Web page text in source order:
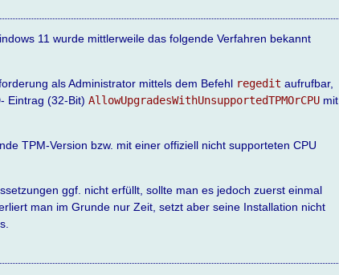
11 wurde mittlerweile das folgende Verfahren bekannt
als Administrator mittels dem Befehl regedit aufrufbar,
Eintrag (32-Bit)AllowUpgradesWithUnsupportedTPMOrCPU mit
TPM-Version bzw. mit einer offiziell nicht supporteten CPU
ggf. nicht erfüllt, sollte man es jedoch zuerst einmal
man im Grunde nur Zeit, setzt aber seine Installation nicht